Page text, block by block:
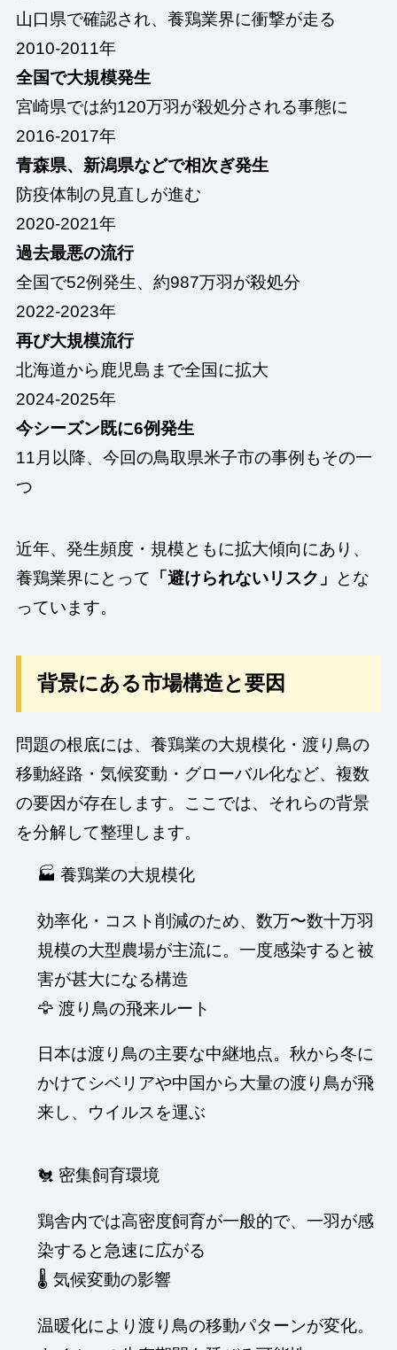
山口県で確認され、養鶏業界に衝撃が走る
2010-2011年
全国で大規模発生
宮崎県では約120万羽が殺処分される事態に
2016-2017年
青森県、新潟県などで相次ぎ発生
防疫体制の見直しが進む
2020-2021年
過去最悪の流行
全国で52例発生、約987万羽が殺処分
2022-2023年
再び大規模流行
北海道から鹿児島まで全国に拡大
2024-2025年
今シーズン既に6例発生
11月以降、今回の鳥取県米子市の事例もその一
つ
近年、発生頻度・規模ともに拡大傾向にあり、
養鶏業界にとって 「避けられないリスク」
とな
っています。
背景にある市場構造と要因
問題の根底には、養鶏業の大規模化・渡り鳥の
移動経路・気候変動・グローバル化など、複数
の要因が存在します。ここでは、それらの背景
を分解して整理します。
🏭 養鶏業の大規模化
効率化・コスト削減のため、数万〜数十万羽
規模の大型農場が主流に。一度感染すると被
害が甚大になる構造
🦅 渡り鳥の飛来ルート
日本は渡り鳥の主要な中継地点。秋から冬に
かけてシベリアや中国から大量の渡り鳥が飛
来し、ウイルスを運ぶ
🐔 密集飼育環境
鶏舎内では高密度飼育が一般的で、一羽が感
染すると急速に広がる
🌡️ 気候変動の影響
温暖化により渡り鳥の移動パターンが変化。